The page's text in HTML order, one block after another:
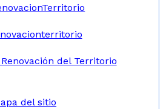
del Territorio
del sitio